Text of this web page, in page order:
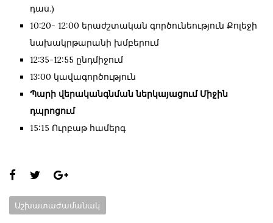
դաս.)
10:20- 12:00 երաժշտական գործունեություն Քոլեջի
նախակրթարանի խմբերում
12:35-12:55 ընդմիջում
13:00 կավագործություն
Պարի վերականգնման ներկայացում Միջին
դպրոցում
15:15 Ուրբաթ համերգ
Share
page:
Categories:
Աշխատաժամանակ